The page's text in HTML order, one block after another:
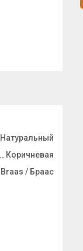
Натуральный
Коричневая
Braas / Браас